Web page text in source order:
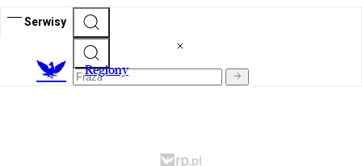
Serwisy
Regiony